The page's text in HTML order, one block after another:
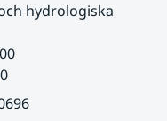
hydrologiska